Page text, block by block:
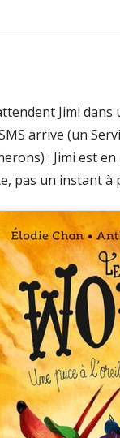
Jimi
arrive (un
: Jimi est
pas un instant à